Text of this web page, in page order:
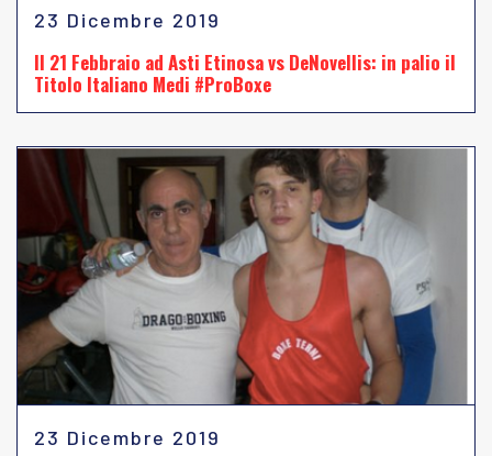
23 Dicembre 2019
Il 21 Febbraio ad Asti Etinosa vs DeNovellis: in palio il
Titolo Italiano Medi #ProBoxe
23 Dicembre 2019